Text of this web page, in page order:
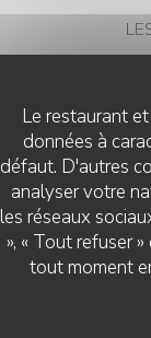
Le restaurant
données à
défaut. D'autres
analyser votre
les réseaux
», « Tout refuser
tout moment